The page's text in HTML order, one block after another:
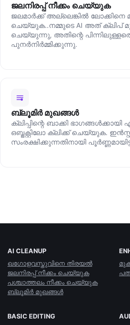
ജലനിരപ്പ് നീക്കം ചെയ്യുക
ജലമാർക്ക് അല്ലെങ്കില്‍ ലോക്കിനെ
ചെയ്യുക..നമ്മുടെ AI അത് ക്ലിപ്
ചെയ്യുന്നു, അതിന്റെ
പുനർനിർമ്മിക്കുന്നു.
ബ്ലൂമിര്‍ മുഖങ്ങള്‍
ക്ലിപ്പിന്റെ ബാക്കി
ഒബ്ജക്റ്റിലോ ക്ലിക്ക് ചെയ്യുക.
സംരക്ഷിക്കുന്നതിനായി
AI CLEANUP
ഖഗോളവസ്തുവിനെ തിരയല്‍
ജലനിരപ്പ് നീക്കം ചെയ്യുക
പശ്ചാത്തലം നീക്കം ചെയ്യുക
ബ്ലൂമിര്‍ മുഖങ്ങള്‍
BASIC EDITING